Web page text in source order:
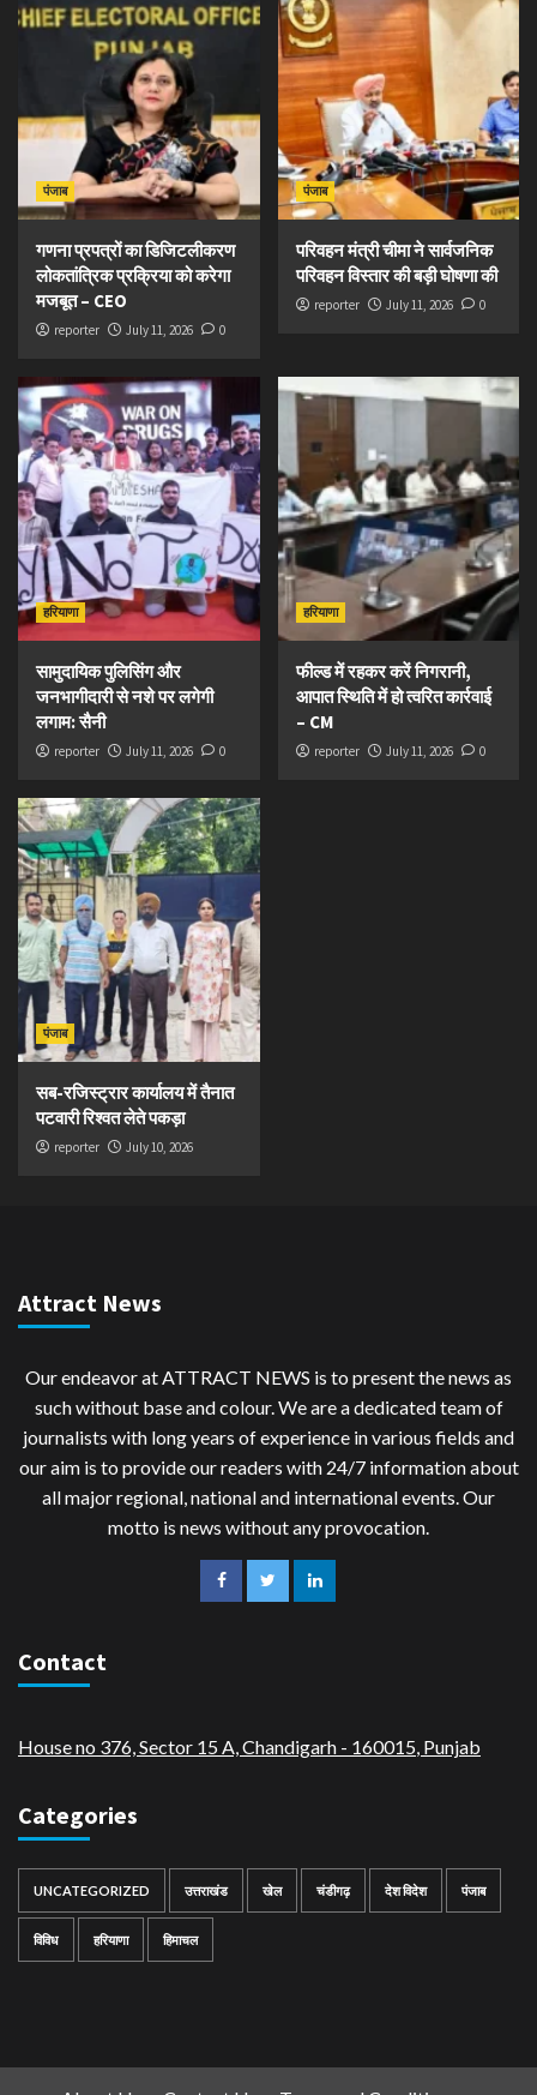
पंजाब
गणना प्रपत्रों का डिजिटलीकरण
लोकतांत्रिक प्रक्रिया को करेगा
मजबूत – CEO
reporter July 11, 2026 0
पंजाब
परिवहन मंत्री चीमा ने सार्वजनिक
परिवहन विस्तार की बड़ी घोषणा की
reporter July 11, 2026 0
हरियाणा
सामुदायिक पुलिसिंग और
जनभागीदारी से नशे पर लगेगी
लगाम: सैनी
reporter July 11, 2026 0
हरियाणा
फील्ड में रहकर करें निगरानी,
आपात स्थिति में हो त्वरित कार्रवाई
– CM
reporter July 11, 2026 0
पंजाब
सब-रजिस्ट्रार कार्यालय में तैनात
पटवारी रिश्वत लेते पकड़ा
reporter July 10, 2026
Attract News
Our endeavor at ATTRACT NEWS is to present the news as
such without base and colour. We are a dedicated team of
journalists with long years of experience in various fields and
our aim is to provide our readers with 24/7 information about
all major regional, national and international events. Our
motto is news without any provocation.
Contact
House no 376, Sector 15 A, Chandigarh - 160015 Punjab
Categories
UNCATEGORIZED उत्तराखंड खेल चंडीगढ़ देश विदेश पंजाब
विविध हरियाणा हिमाचल